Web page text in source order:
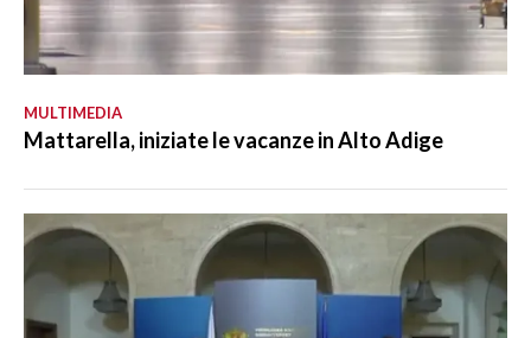
MULTIMEDIA
Mattarella, iniziate le vacanze in Alto Adige